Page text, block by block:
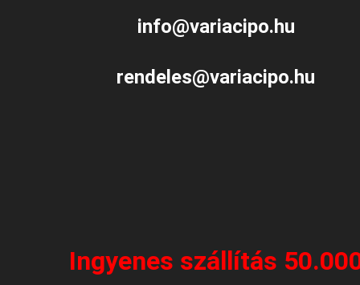
info@variacipo.hu
rendeles@variacipo.hu
Ingyenes szállítás